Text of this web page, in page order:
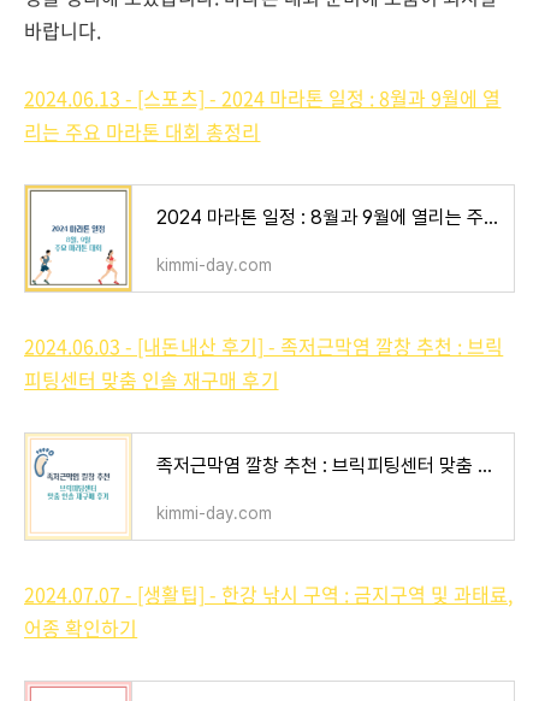
바랍니다.
2024.06.13 - [스포츠] - 2024 마라톤 일정 : 8월과 9월에 열
리는 주요 마라톤 대회 총정리
2024 마라톤 일정 : 8월과 9월에 열리는 주요 마라톤 대회 총정리
kimmi-day.com
2024.06.03 - [내돈내산 후기] - 족저근막염 깔창 추천 : 브릭
피팅센터 맞춤 인솔 재구매 후기
족저근막염 깔창 추천 : 브릭피팅센터 맞춤 인솔 재구매 후기
kimmi-day.com
2024.07.07 - [생활팁] - 한강 낚시 구역 : 금지구역 및 과태료,
어종 확인하기